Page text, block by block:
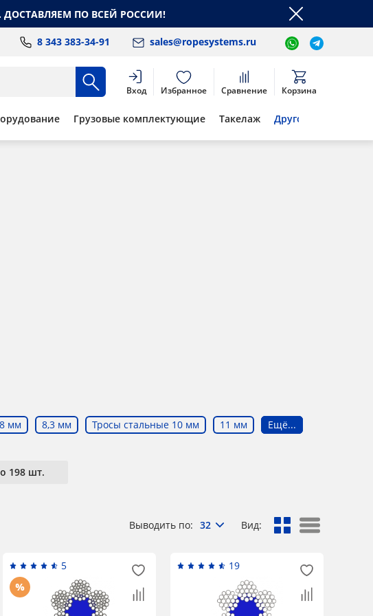
ПО ВСЕЙ РОССИИ!
8 343 383-34-91 sales@ropesystems.ru
Вход Избранное Сравнение Корзина
Грузовые комплектующие Такелаж Другое
мм 8,3 мм Тросы стальные 10 мм 11 мм Ещё...
198 шт.
Выводить по: 32 Вид:
5 19